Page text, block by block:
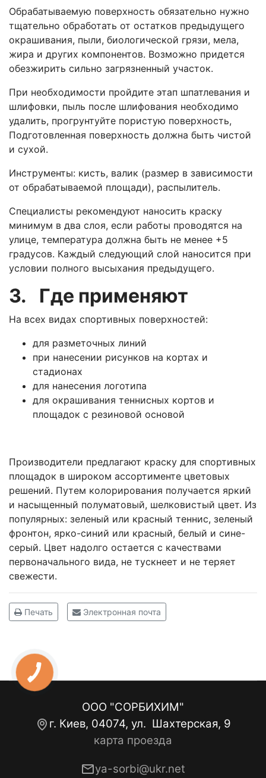
Обрабатываемую поверхность обязательно нужно
тщательно обработать от остатков предыдущего
окрашивания, пыли, биологической грязи, мела,
жира и других компонентов. Возможно придется
обезжирить сильно загрязненный участок.
При необходимости пройдите этап шпатлевания и
шлифовки, пыль после шлифования необходимо
удалить, прогрунтуйте пористую поверхность,
Подготовленная поверхность должна быть чистой
и сухой.
Инструменты: кисть, валик (размер в зависимости
от обрабатываемой площади), распылитель.
Специалисты рекомендуют наносить краску
минимум в два слоя, если работы проводятся на
улице, температура должна быть не менее +5
градусов. Каждый следующий слой наносится при
условии полного высыхания предыдущего.
3. Где применяют
На всех видах спортивных поверхностей:
для разметочных линий
при нанесении рисунков на кортах и
стадионах
для нанесения логотипа
для окрашивания теннисных кортов и
площадок с резиновой основой
Производители предлагают краску для спортивных
площадок в широком ассортименте цветовых
решений. Путем колорирования получается яркий
и насыщенный полуматовый, шелковистый цвет. Из
популярных: зеленый или красный теннис, зеленый
фронтон, ярко-синий или красный, белый и сине-
серый. Цвет надолго остается с качествами
первоначального вида, не тускнеет и не теряет
свежести.
Печать Электронная почта
ООО "СОРБИХИМ"
г. Киев, 04074, ул. Шахтерская, 9
карта проезда
ya-sorbi@ukr.net